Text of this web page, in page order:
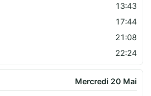
13:43
17:44
21:08
22:24
Mercredi 20 Mai